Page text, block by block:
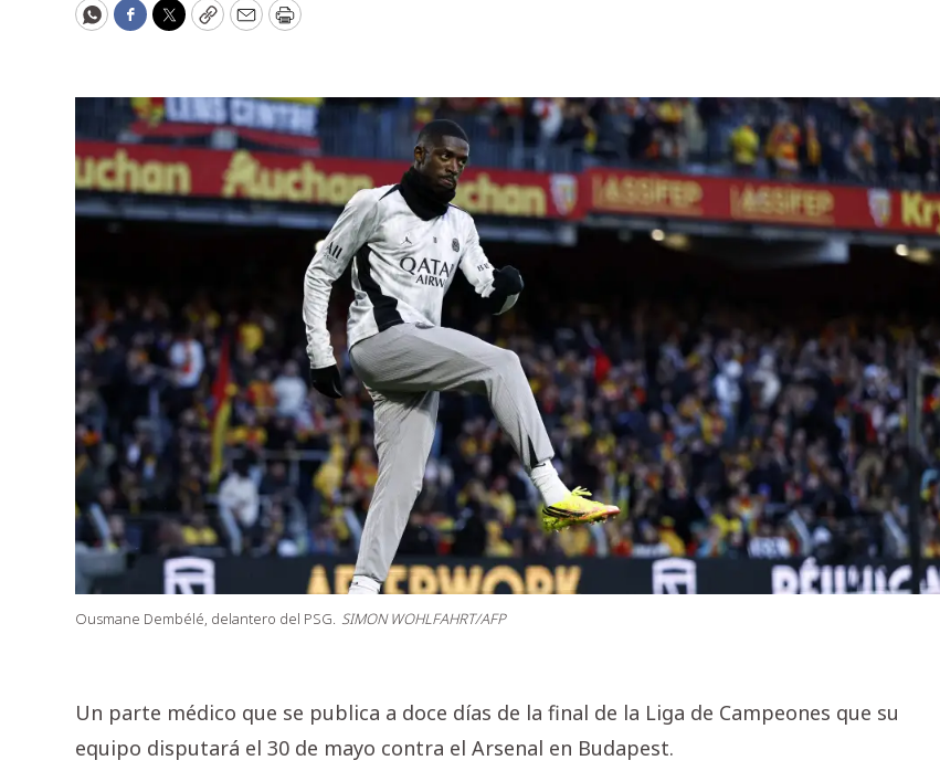
WhatsApp
Facebook
Twitter
CopyEmailPrint
Ousmane Dembélé, delantero del PSG. SIMON WOHLFAHRT/AFP
Un parte médico que se publica a doce días de la final de la Liga de Campeones que su
equipo disputará el 30 de mayo contra el Arsenal en Budapest.